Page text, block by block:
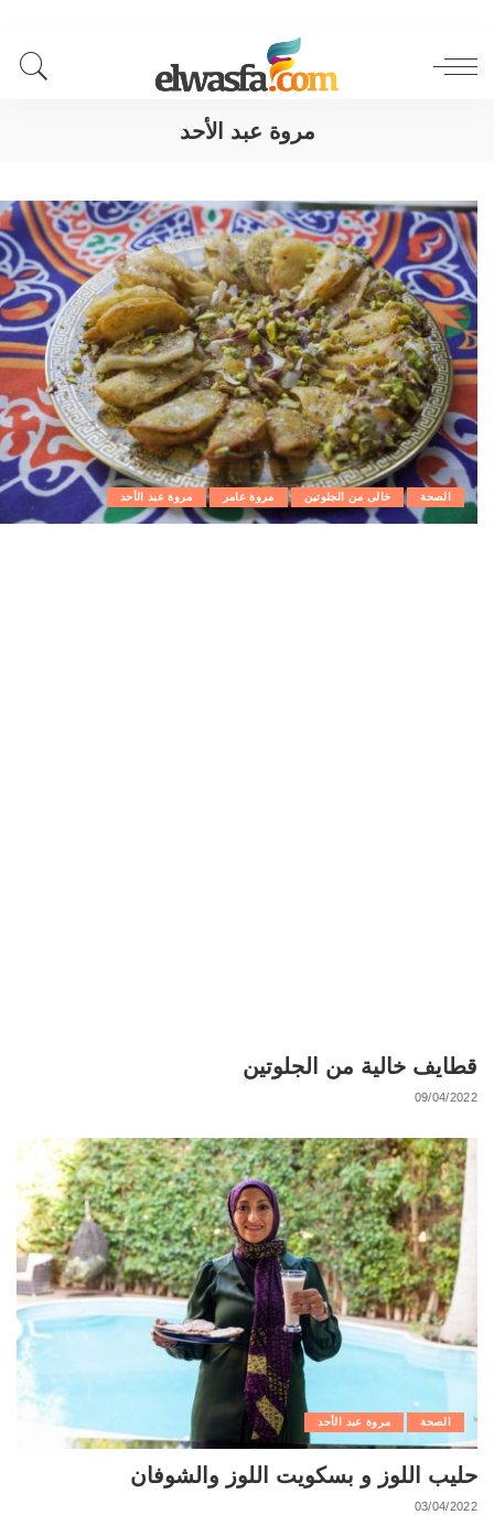
مروة عبد الأحد
الصحة خالى من الجلوتين مروة عامر مروة عبد الأحد
قطايف خالية من الجلوتين
09/04/2022
الصحة مروة عبد الأحد
حليب اللوز و بسكويت اللوز والشوفان
03/04/2022